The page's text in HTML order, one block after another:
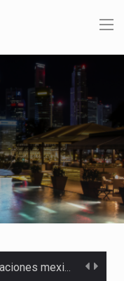
Las exportaciones mexicanas de vehículos ligeros disminuyeron 9.67 % en julio a tasa anual, alcanzando…